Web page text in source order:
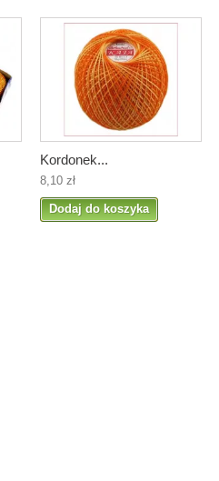
Kordonek...
8,10 zł
Dodaj do koszyka